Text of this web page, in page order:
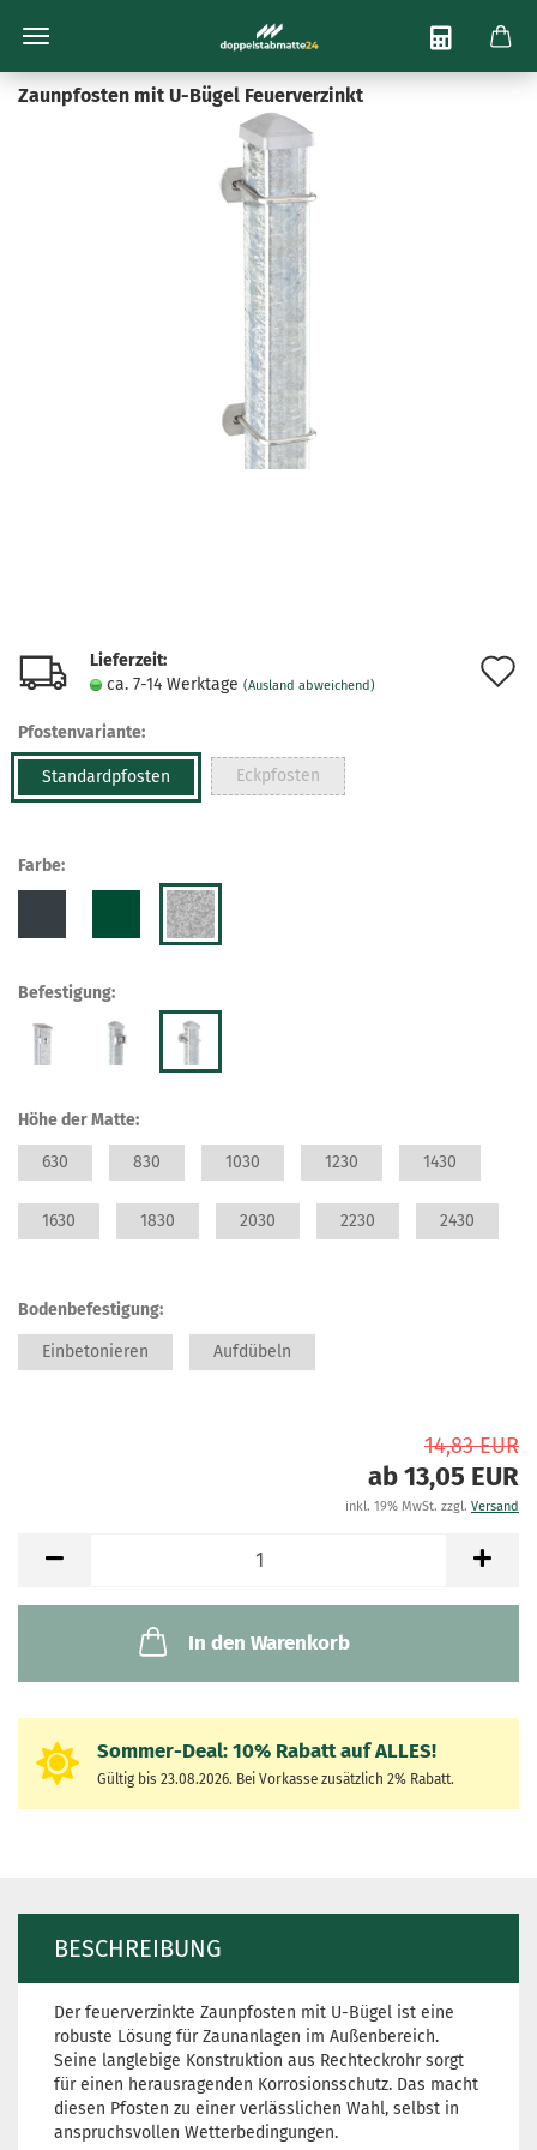
info@doppelstabmatte24.de
Zaunpfosten mit U-Bügel Feuerverzinkt
Lieferzeit:
ca. 7-14 Werktage (Ausland abweichend)
Pfostenvariante:
Standardpfosten Eckpfosten
Farbe:
Befestigung:
Höhe der Matte:
630 830 1030 1230 1430
1630 1830 2030 2230 2430
Bodenbefestigung:
Einbetonieren Aufdübeln
14,83 EUR
ab 13,05 EUR
inkl. 19% MwSt. zzgl. Versand
In den Warenkorb
Sommer-Deal: 10% Rabatt aufALLES!
Gültig bis 23.08.2026. Bei Vorkasse zusätzlich 2% Rabatt.
BESCHREIBUNG
Der feuerverzinkte Zaunpfosten mit U-Bügel ist eine
robuste Lösung für Zaunanlagen im Außenbereich.
Seine langlebige Konstruktion aus Rechteckrohr sorgt
für einen herausragenden Korrosionsschutz. Das macht
diesen Pfosten zu einer verlässlichen Wahl, selbst in
anspruchsvollen Wetterbedingungen.